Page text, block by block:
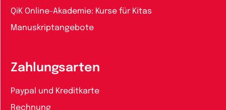
QiK Online-Akademie: Kurse für Kitas
Manuskriptangebote
Zahlungsarten
Paypal und Kreditkarte
Rechnung